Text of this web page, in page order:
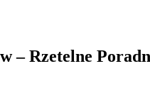
Rzetelne